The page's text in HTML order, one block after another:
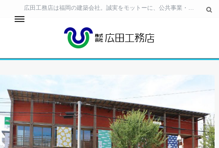
広田工務店は福岡の建築会社。誠実をモットーに、公共事業・民間ビル・住宅の建築 工事から、生活空間の提案・土地活用のご相談まで、幅広いニーズに対応しています。